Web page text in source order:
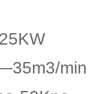
min